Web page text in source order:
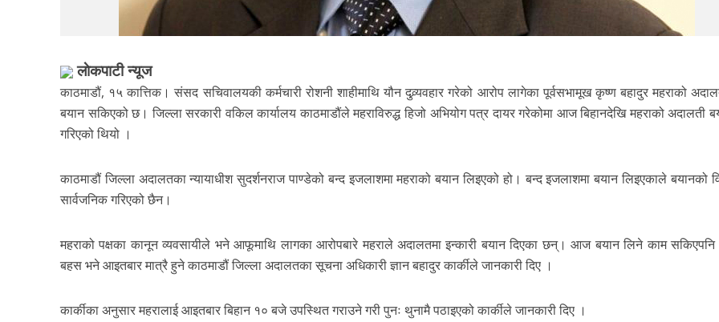
लाेकपाटी न्यूज
काठमाडौं, १५ कात्तिक। संसद सचिवालयकी कर्मचारी रोशनी शाहीमाथि यौन दुव्र्यवहार गरेको आरोप लागेका पूर्वसभामूख कृष्ण बहादुर महराको
बयान सकिएको छ। जिल्ला सरकारी वकिल कार्यालय काठमाडौंले महराविरुद्ध हिजो अभियोग पत्र दायर गरेकोमा आज बिहानदेखि महराको अदालती
गरिएको थियो ।
काठमाडौं जिल्ला अदालतका न्यायाधीश सुदर्शनराज पाण्डेको बन्द इजलाशमा महराको बयान लिइएको हो। बन्द इजलाशमा बयान लिइएकाले बयानको
सार्वजनिक गरिएको छैन।
महराको पक्षका कानून व्यवसायीले भने आफूमाथि लागका आरोपबारे महराले अदालतमा इन्कारी बयान दिएका छन्। आज बयान लिने काम
बहस भने आइतबार मात्रै हुने काठमाडौं जिल्ला अदालतका सूचना अधिकारी ज्ञान बहादुर कार्कीले जानकारी दिए ।
कार्कीका अनुसार महरालाई आइतबार बिहान १० बजे उपस्थित गराउने गरी पुनः थुनामै पठाइएको कार्कीले जानकारी दिए ।